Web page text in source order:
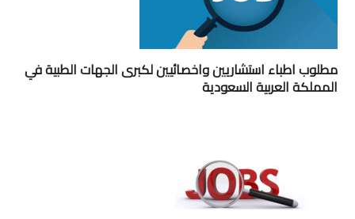
مطلوب اطباء استشاريين واخصائيين لكبرى الجهات الطبية في
المملكة العربية السعودية